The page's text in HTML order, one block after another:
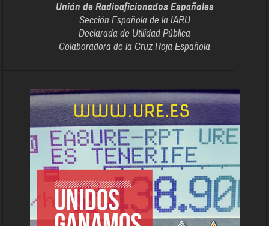
Unión de Radioaficionados Españoles
Sección Española de la IARU
Declarada de Utilidad Pública
Colaboradora de la Cruz Roja Española